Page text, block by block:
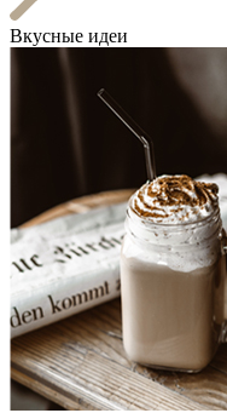
Вкусные идеи